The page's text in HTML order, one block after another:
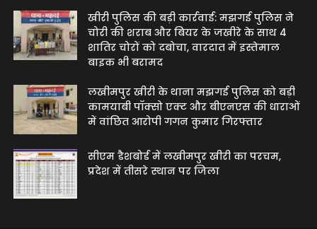
खीरी पुलिस की बड़ी कार्रवाई: मझगई पुलिस ने
चोरी की शराब और बियर के जखीरे के साथ 4
शातिर चोरों को दबोचा, वारदात में इस्तेमाल
बाइक भी बरामद
लखीमपुर खीरी के थाना मझगई पुलिस को बड़ी
कामयाबी पॉक्सो एक्ट और बीएनएस की धाराओं
में वांछित आरोपी गगन कुमार गिरफ्तार
सीएम डैशबोर्ड में लखीमपुर खीरी का परचम,
प्रदेश में तीसरे स्थान पर जिला